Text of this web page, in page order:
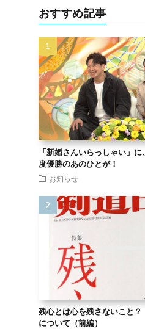
おすすめ記事
「新婚さんいらっしゃい」
度優勝のあのひとが！
お知らせ
残心とは心を残さないこと
について（前編）